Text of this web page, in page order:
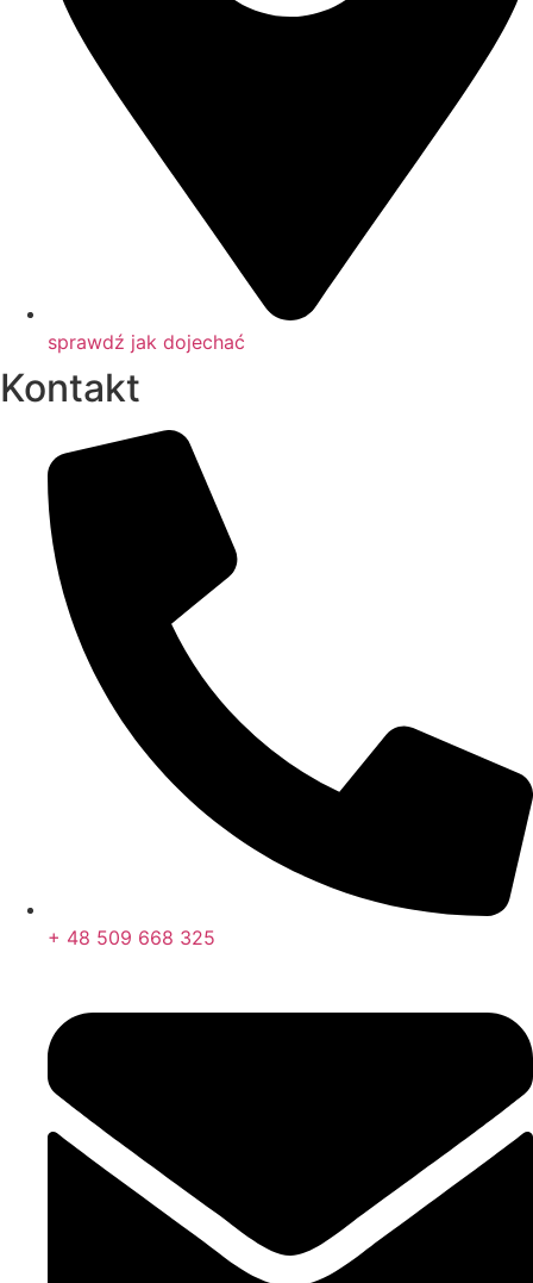
sprawdź jak dojechać
Kontakt
+ 48 509 668 325